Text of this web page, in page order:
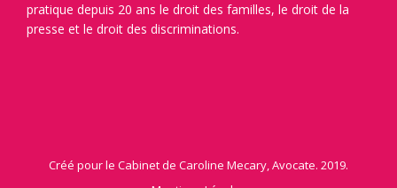
pratique depuis 20 ans le droit des familles, le droit de la
presse et le droit des discriminations.
Créé pour le Cabinet de Caroline Mecary, Avocate. 2019.